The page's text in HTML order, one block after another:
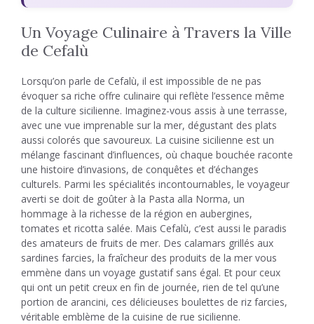
Un Voyage Culinaire à Travers la Ville
de Cefalù
Lorsqu’on parle de Cefalù, il est impossible de ne pas
évoquer sa riche offre culinaire qui reflète l’essence même
de la culture sicilienne. Imaginez-vous assis à une terrasse,
avec une vue imprenable sur la mer, dégustant des plats
aussi colorés que savoureux. La cuisine sicilienne est un
mélange fascinant d’influences, où chaque bouchée raconte
une histoire d’invasions, de conquêtes et d’échanges
culturels. Parmi les spécialités incontournables, le voyageur
averti se doit de goûter à la Pasta alla Norma, un
hommage à la richesse de la région en aubergines,
tomates et ricotta salée. Mais Cefalù, c’est aussi le paradis
des amateurs de fruits de mer. Des calamars grillés aux
sardines farcies, la fraîcheur des produits de la mer vous
emmène dans un voyage gustatif sans égal. Et pour ceux
qui ont un petit creux en fin de journée, rien de tel qu’une
portion de arancini, ces délicieuses boulettes de riz farcies,
véritable emblème de la cuisine de rue sicilienne.